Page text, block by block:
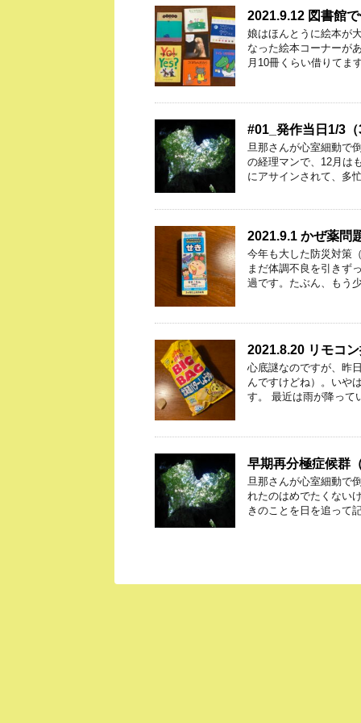
2021.9.12 図書館
娘はほんとうに絵本が
なった絵本コーナーが
月10冊くらい借りてま
#01_発作当日1/3
旦那さんが心室細動で
の経理マンで、12月は
にアサインされて、多
2021.9.1 かぜ薬問
今年も大した防災対策
まだ体調不良を引きず
過です。たぶん、も
2021.8.20 リモコ
心底謎なのですが、昨
んですけどね）。いや
す。 最近は雨が降っ
早期再分極症候群
旦那さんが心室細動で
れたのはめでたくない
きのことを日を追って